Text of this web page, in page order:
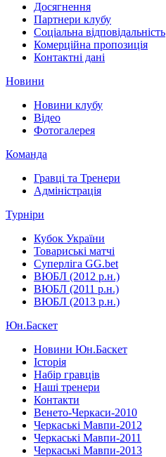
Досягнення
Партнери клубу
Соціальна відповідальність
Комерційна пропозиція
Контактні дані
Новини
Новини клубу
Відео
Фотогалерея
Команда
Гравці та Тренери
Адміністрація
Турніри
Кубок України
Товариські матчі
Суперліга GG.bet
ВЮБЛ (2012 р.н.)
ВЮБЛ (2011 р.н.)
ВЮБЛ (2013 р.н.)
Юн.Баскет
Новини Юн.Баскет
Історія
Набір гравців
Наші тренери
Контакти
Венето-Черкаси-2010
Черкаські Мавпи-2012
Черкаські Мавпи-2011
Черкаські Мавпи-2013